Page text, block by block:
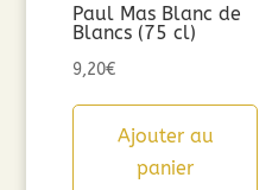
Paul Mas Blanc de
Blancs (75 cl)
9,20€
Ajouter au
panier